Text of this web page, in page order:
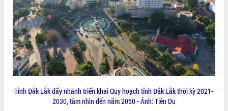
Tỉnh Đắk Lắk đẩy nhanh triển khai Quy hoạch tỉnh Đắk Lắk thời kỳ 2021-
2030, tầm nhìn đến năm 2050 - Ảnh: Tiên Du